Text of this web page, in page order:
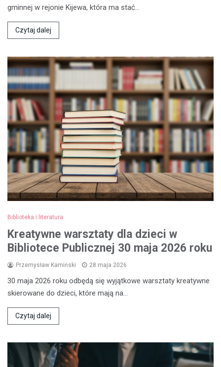
gminnej w rejonie Kijewa, która ma stać…
Czytaj dalej
Biblioteka i literatura
Kreatywne warsztaty dla dzieci w
Bibliotece Publicznej 30 maja 2026 roku
Przemysław Kamiński 28 maja 2026
30 maja 2026 roku odbędą się wyjątkowe warsztaty kreatywne
skierowane do dzieci, które mają na…
Czytaj dalej